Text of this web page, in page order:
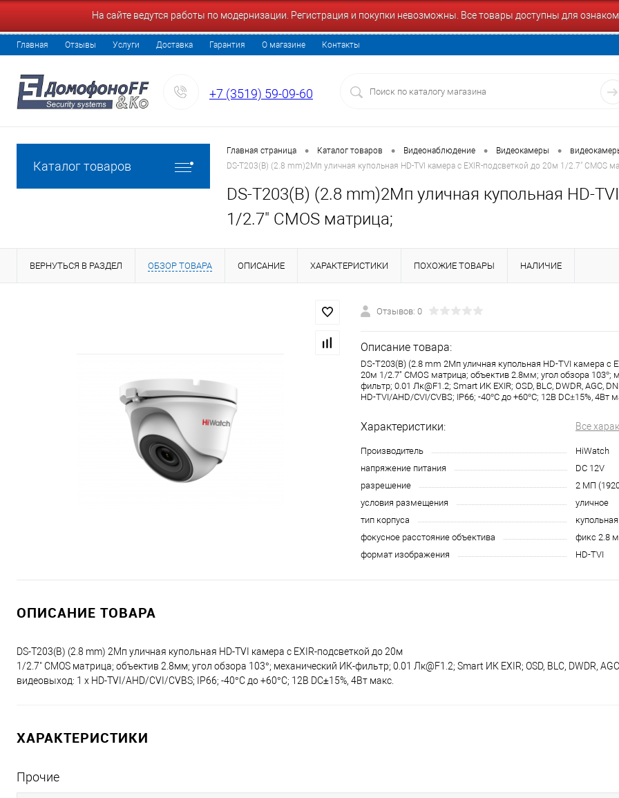
На сайте ведутся работы по модернизации. Регистрация и покупки невозможны. Все товары доступны для
Главная Отзывы Услуги Доставка Гарантия О магазине Контакты
+7 (3519) 59-09-60
Каталог товаров
Главная страница • Каталог товаров • Видеонаблюдение • Видеокамеры •
DS-T203(B) (2.8 mm)2Мп уличная купольная HD-TVI камера с EXIR-подсветкой до 20м 1/2.7" CMOS
DS-T203(B) (2.8 mm)2Мп уличная купольная HD-
1/2.7" CMOS матрица;
ВЕРНУТЬСЯ В РАЗДЕЛ ОБЗОР ТОВАРА ОПИСАНИЕ ХАРАКТЕРИСТИКИ ПОХОЖИЕ ТОВАРЫ НАЛИЧИЕ
Отзывов: 0
Описание товара:
DS-T203(B) (2.8 mm 2Мп уличная купольная HD-TVI камера с
20м 1/2.7" CMOS матрица; объектив 2.8мм; угол обзора 103°;
фильтр; 0.01 Лк@F1.2; Smart ИК EXIR; OSD, BLC, DWDR, AGC,
HD-TVI/AHD/CVI/CVBS; IP66; -40°С до +60°С; 12В DC±15%, 4Вт
Характеристики: Все
Производитель
HiWatch
напряжение питания
DC 12V
разрешение
2 МП
условия размещения
уличное
тип корпуса
купольная
фокусное расстояние объектива
фикс 2.8
формат изображения
HD-TVI
ОПИСАНИЕ ТОВАРА
DS-T203(B) (2.8 mm) 2Мп уличная купольная HD-TVI камера с EXIR-подсветкой до 20м
1/2.7" CMOS матрица; объектив 2.8мм; угол обзора 103°; механический ИК-фильтр; 0.01 Лк@F1.2; Smart ИК EXIR; OSD, BLC, DWDR,
видеовыход: 1 х HD-TVI/AHD/CVI/CVBS; IP66; -40°С до +60°С; 12В DC±15%, 4Вт макс.
ХАРАКТЕРИСТИКИ
Прочие